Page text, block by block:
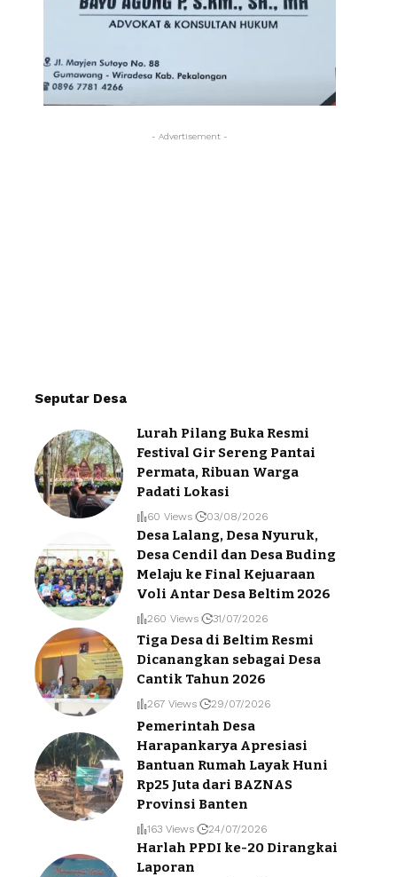
- Advertisement -
Seputar Desa
Lurah Pilang Buka Resmi
Festival Gir Sereng Pantai
Permata, Ribuan Warga
Padati Lokasi
60 Views 03/08/2026
Desa Lalang, Desa Nyuruk,
Desa Cendil dan Desa Buding
Melaju ke Final Kejuaraan
Voli Antar Desa Beltim 2026
260 Views 31/07/2026
Tiga Desa di Beltim Resmi
Dicanangkan sebagai Desa
Cantik Tahun 2026
267 Views 29/07/2026
Pemerintah Desa
Harapankarya Apresiasi
Bantuan Rumah Layak Huni
Rp25 Juta dari BAZNAS
Provinsi Banten
163 Views 24/07/2026
Harlah PPDI ke-20 Dirangkai
Laporan